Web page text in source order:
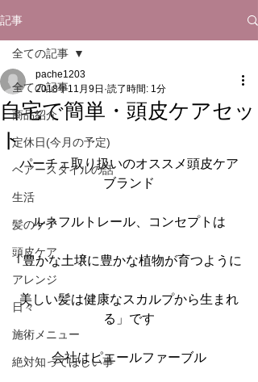
記事
全ての記事
商品紹介
定休日(今月の予定)
ヘアースタイルの話
生活
髪のケア
頭皮ケア
アレンジ
日々
施術メニュー
絶対知ってほしい事
全ての記事
自宅で簡単・頭皮ケアセッ
ト
pache1203
2018年11月9日 読了時間: 1分
パーチェ取り扱いのオススメ頭皮ケア
ブランド
ルネフルトレール、コンセプトは
｢豊かな土壌に豊かな植物が育つように
美しい髪は健康なスカルプから生まれ
る」です
会社はピエールファーブル